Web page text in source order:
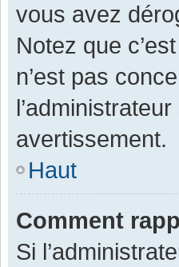
vous avez
Notez que
n’est pas
avertissement.
Haut
Comment
Si